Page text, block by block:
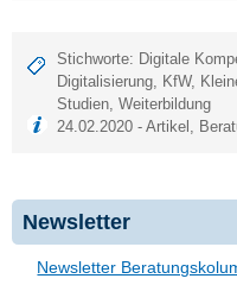
Stichworte: Digitale
Digitalisierung
KfW,
Studien ,Weiterbildung
24.02.2020 -Artikel
Newsletter
Newsletter